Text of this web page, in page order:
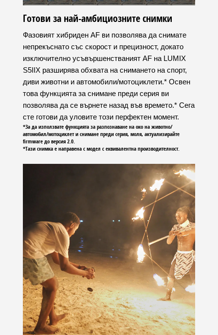
Готови за най-амбициозните снимки
Фазовият хибриден AF ви позволява да снимате
непрекъснато със скорост и прецизност, докато
изключително усъвършенстваният AF на LUMIX
S5IIX разширява обхвата на снимането на спорт,
диви животни и автомобили/мотоциклети.* Освен
това функцията за снимане преди серия ви
позволява да се върнете назад във времето.* Сега
сте готови да уловите този перфектен момент.
*За да използвате функцията за разпознаване на око на животно/
автомобил/мотоциклет и снимане преди серия, моля, актуализирайте
firmware до версия 2.0.
*Тази снимка е направена с модел с еквивалентна производителност.